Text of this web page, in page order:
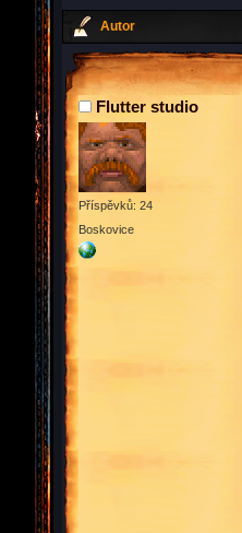
Autor
Flutter studio
Příspěvků: 24
Boskovice